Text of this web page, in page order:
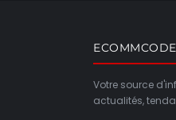
Votre source
actualités,